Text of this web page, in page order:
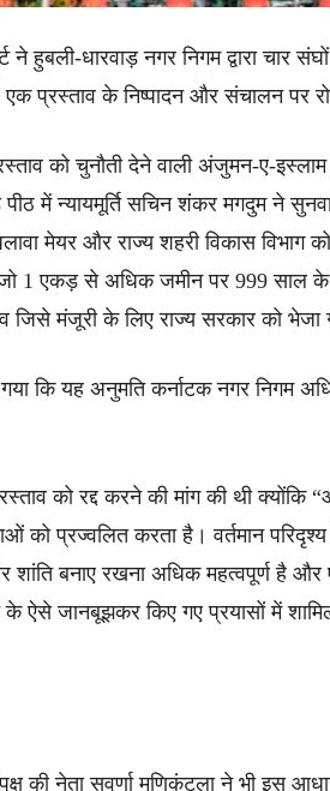
ने हुबली-धारवाड़ नगर निगम द्वारा चार
प्रस्ताव के निष्पादन और संचालन पर
को चुनौती देने वाली अंजुमन-ए-इस्लाम
पीठ में न्यायमूर्ति सचिन शंकर मगदुम ने
मेयर और राज्य शहरी विकास विभाग को
1 एकड़ से अधिक जमीन पर 999 साल के
जिसे मंजूरी के लिए राज्य सरकार को
गया कि यह अनुमति कर्नाटक नगर निगम
को रद्द करने की मांग की थी क्योंकि
को प्रज्वलित करता है। वर्तमान
शांति बनाए रखना अधिक महत्वपूर्ण है
ऐसे जानबूझकर किए गए प्रयासों में
की नेता सुवर्णा मणिकुंटला ने भी इस